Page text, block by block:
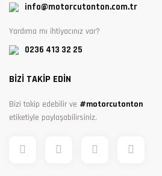
info@motorcutonton.com.tr
Yardıma mı ihtiyacınız var?
0236 413 32 25
BİZİ TAKİP EDİN
Bizi takip edebilir ve #motorcutonton
etiketiyle paylaşabilirsiniz.